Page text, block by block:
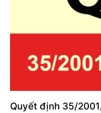
Quyết định 35/